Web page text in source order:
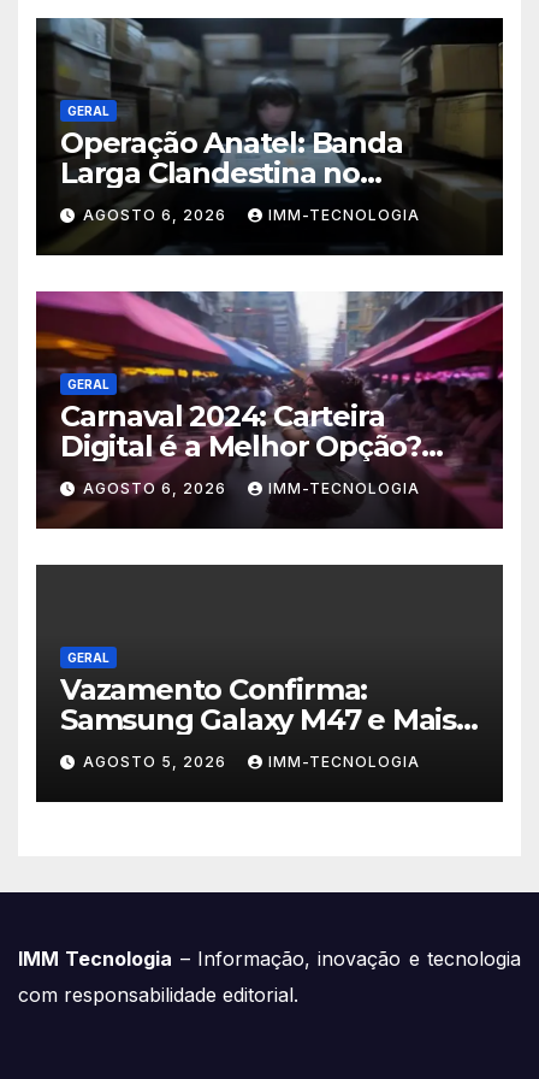
GERAL
Operação Anatel: Banda
Larga Clandestina no
Sudeste Sofre Grande Golpe
com Apreensão de R$ 24 Mil
em Equipamentos
AGOSTO 6, 2026 IMM-TECNOLOGIA
GERAL
Carnaval 2024: Carteira
Digital é a Melhor Opção?
Guia Completo de Segurança
para Pagar com o Celular na
Folia
AGOSTO 6, 2026 IMM-TECNOLOGIA
GERAL
Vazamento Confirma:
Samsung Galaxy M47 e Mais
Dois Dispositivos a Caminho!
AGOSTO 5, 2026 IMM-TECNOLOGIA
IMM Tecnologia – Informação, inovação e tecnologia
com responsabilidade editorial.